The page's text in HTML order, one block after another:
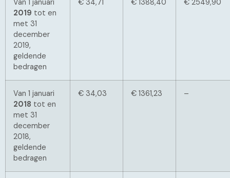
Van 1 januari
2019 tot en
met 31
december
2019,
geldende
bedragen
€ 34,71 € 1388,40 € 2549,90
Van 1 januari
2018 tot en
met 31
december
2018,
geldende
bedragen
€ 34,03 € 1361,23 –